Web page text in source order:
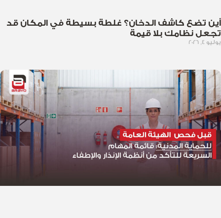
أين تضع كاشف الدخان؟ غلطة بسيطة في المكان قد
تجعل نظامك بلا قيمة
يوليو 4, 2026